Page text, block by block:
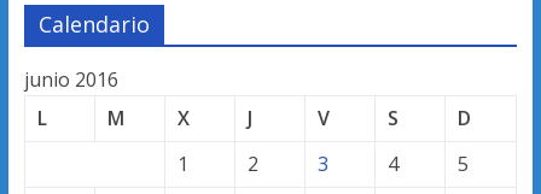
Calendario
junio 2016
L
M X J V S
D
1
2 3 4
5